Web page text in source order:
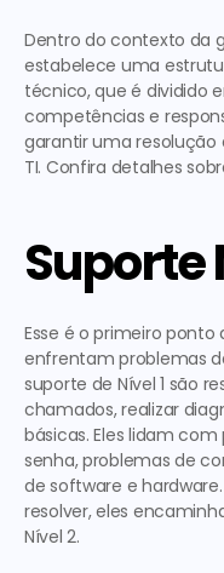
Dentro do contexto da
estabelece uma
técnico, que é dividido
competências e
garantir uma resolução
TI. Confira detalhes
Suporte
Esse é o primeiro
enfrentam problemas
suporte de Nível 1 são
chamados, realizar
básicas. Eles lidam
senha, problemas de
de software e
resolver, eles
Nível 2.